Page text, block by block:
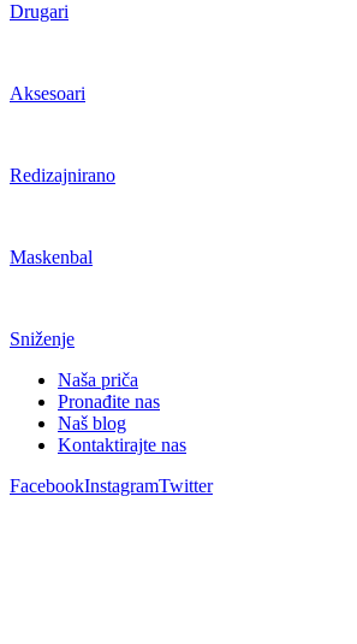
Drugari
Aksesoari
Redizajnirano
Maskenbal
Sniženje
Naša priča
Pronađite nas
Naš blog
Kontaktirajte nas
FacebookInstagramTwitter